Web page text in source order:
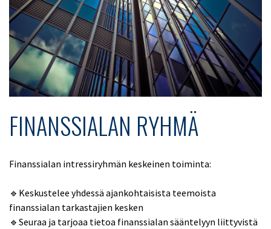
FINANSSIALAN RYHMÄ
Finanssialan intressiryhmän keskeinen toiminta:
🔹Keskustelee yhdessä ajankohtaisista teemoista
finanssialan tarkastajien kesken
🔹Seuraa ja tarjoaa tietoa finanssialan sääntelyyn liittyvistä